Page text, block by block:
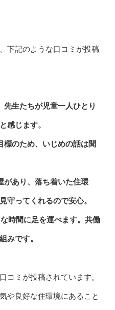
下記のような口コミが投稿
生たちが児童一人ひとり
感じます。
標のため、いじめの話は聞
があり、落ち着いた住環
守ってくれるので安心。
時間に足を運べます。共働
みです。
コミが投稿されています。
や良好な住環境にあること